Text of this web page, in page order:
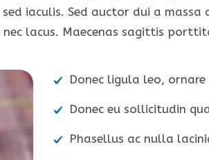
iaculis. Sed auctor dui a
lacus. Maecenas sagittis
Donec ligula leo, ornare
Donec eu sollicitudin
Phasellus ac nulla